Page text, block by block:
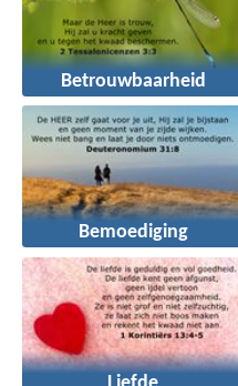
Betrouwbaarheid
Bemoediging